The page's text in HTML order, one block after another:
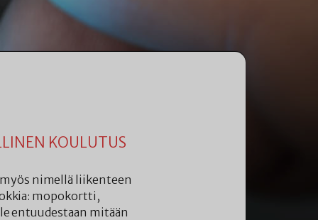
KOULUTUS
nimellä liikenteen
mopokortti,
entuudestaan mitään